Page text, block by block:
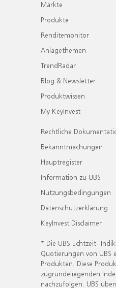
Märkte
Produkte
Renditemonitor
Anlagethemen
TrendRadar
Blog & Newsletter
Produktwissen
My KeyInvest
Rechtliche
Bekanntmachungen
Hauptregister
Information zu UBS
Nutzungsbedingungen
Datenschutzerklärung
KeyInvest Disclaimer
* Die UBS Echtzeit-
Quotierungen von UBS
Produkten. Diese
zugrundeliegenden
nachzufolgen. UBS